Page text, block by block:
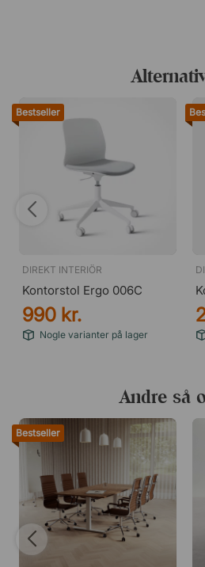
Bestseller
DIREKT INTERIÖR
Kontorstol Ergo 006C
990 kr.
Nogle varianter på lager
Andre så
Bestseller